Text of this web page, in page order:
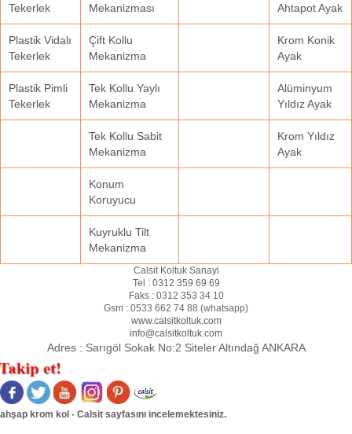
Tekerlek
Mekanizması
Ahtapot Ayak
Plastik Vidalı
Tekerlek
Çift Kollu
Mekanizma
Krom Konik
Ayak
Plastik Pimli
Tekerlek
Tek Kollu Yaylı
Mekanizma
Alüminyum
Yıldız Ayak
Tek Kollu Sabit
Mekanizma
Krom Yıldız
Ayak
Konum
Koruyucu
Kuyruklu Tilt
Mekanizma
Calsit Koltuk Sanayi
Tel : 0312 359 69 69
Faks : 0312 353 34 10
Gsm : 0533 662 74 88 (whatsapp)
www.calsitkoltuk.com
info@calsitkoltuk.com
Adres : Sarıgöl Sokak No:2 Siteler Altındağ ANKARA
ahşap krom kol - Calsit sayfasını incelemektesiniz.